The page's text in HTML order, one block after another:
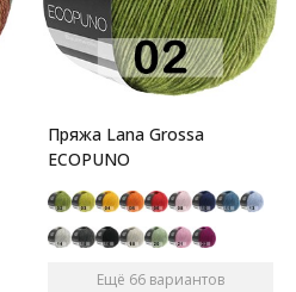
Пряжа Lana Grossa
ECOPUNO
Ещё 66 вариантов